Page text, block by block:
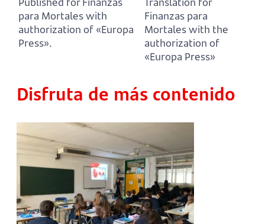
para Mortales with
authorization of «Europa
Press».
Finanzas para
Mortales with the
authorization of
«Europa Press»
Disfruta de más contenido